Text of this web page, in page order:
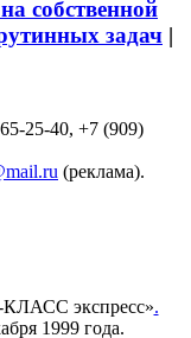
собственной
задач |
25-40, +7 (909)
(реклама).
экспресс».
1999 года.